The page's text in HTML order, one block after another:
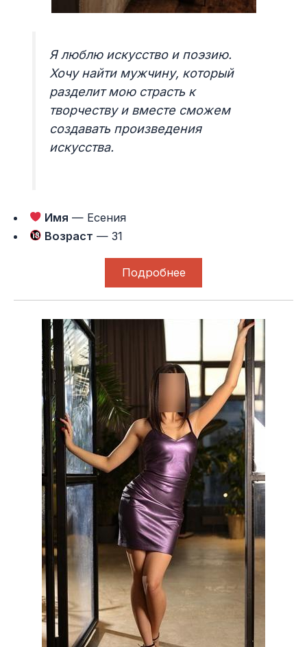
Я люблю искусство и поэзию.
Хочу найти мужчину, который
разделит мою страсть к
творчеству и вместе сможем
создавать произведения
искусства.
Имя — Есения
Возраст — 31
Подробнее